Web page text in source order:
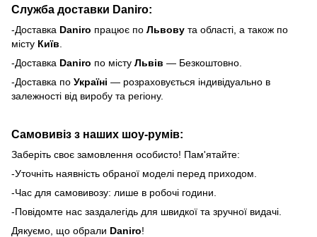
Служба доставки Daniro:
-Доставка Daniro працює по Львову та області, а також по
місту Київ
-Доставка Daniro по місту Львів — Безкоштовно.
-Доставка по Україні — розраховується індивідуально в
залежності від виробу та регіону.
Самовивіз з наших шоу-румів:
Заберіть своє замовлення особисто! Пам'ятайте:
-Уточніть наявність обраної моделі перед приходом.
-Час для самовивозу: лише в робочі години.
-Повідомте нас заздалегідь для швидкої та зручної видачі.
Дякуємо, що обрали Daniro!